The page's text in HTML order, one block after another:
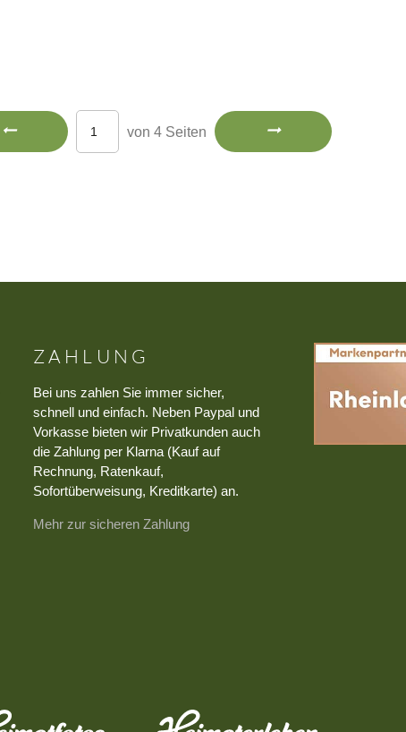
von 4 Seiten
ZAHLUNG
Bei uns zahlen Sie immer sicher,
schnell und einfach. Neben Paypal und
Vorkasse bieten wir Privatkunden auch
die Zahlung per Klarna (Kauf auf
Rechnung, Ratenkauf,
Sofortüberweisung, Kreditkarte) an.
Mehr zur sicheren Zahlung